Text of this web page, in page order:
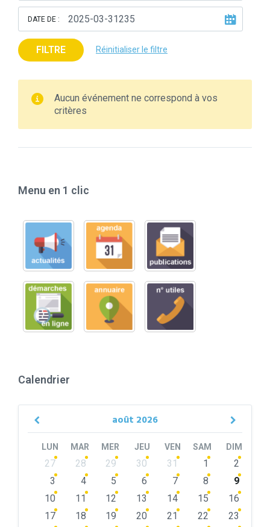
DATE DE :
FILTRE Réinitialiser le filtre
Aucun événement ne correspond à vos
critères
Menu en 1 clic
Calendrier
août 2026
Previous
LUN MAR MER JEU VEN SAM DIM
Skip
calendar
27 28 29 30 31 1
2
3
4 5 6 7 8
9
10
11 12 13 14 15
16
17
18 19 20 21 22
23